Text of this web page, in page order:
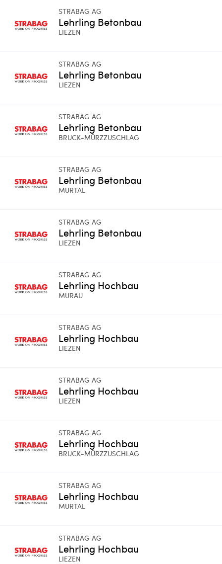
STRABAG AG
Lehrling Betonbau
LIEZEN
STRABAG AG
Lehrling Betonbau
LIEZEN
STRABAG AG
Lehrling Betonbau
BRUCK-MÜRZZUSCHLAG
STRABAG AG
Lehrling Betonbau
MURTAL
STRABAG AG
Lehrling Betonbau
LIEZEN
STRABAG AG
Lehrling Hochbau
MURAU
STRABAG AG
Lehrling Hochbau
LIEZEN
STRABAG AG
Lehrling Hochbau
LIEZEN
STRABAG AG
Lehrling Hochbau
BRUCK-MÜRZZUSCHLAG
STRABAG AG
Lehrling Hochbau
MURTAL
STRABAG AG
Lehrling Hochbau
LIEZEN